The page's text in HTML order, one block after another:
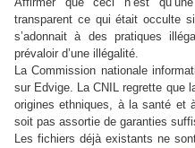
transparent ce qui était occulte
s’adonnait à des pratiques
prévaloir d’une illégalité.
La Commission nationale
sur Edvige. La CNIL regrette que
origines ethniques, à la santé et
soit pas assortie de garanties
Les fichiers déjà existants ne